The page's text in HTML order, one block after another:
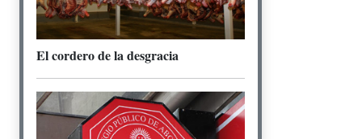
El cordero de la desgracia